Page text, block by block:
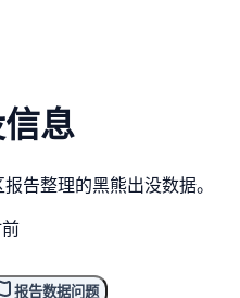
息
告整理的黑熊出没数据。
报告数据问题